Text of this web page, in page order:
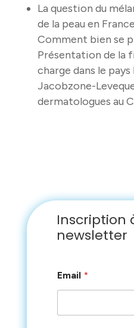
La question du
de la peau en
Comment bien se
Présentation de la
charge dans le
Jacobzone-
dermatologues au
Inscription
newsletter
m
a
l
Email *